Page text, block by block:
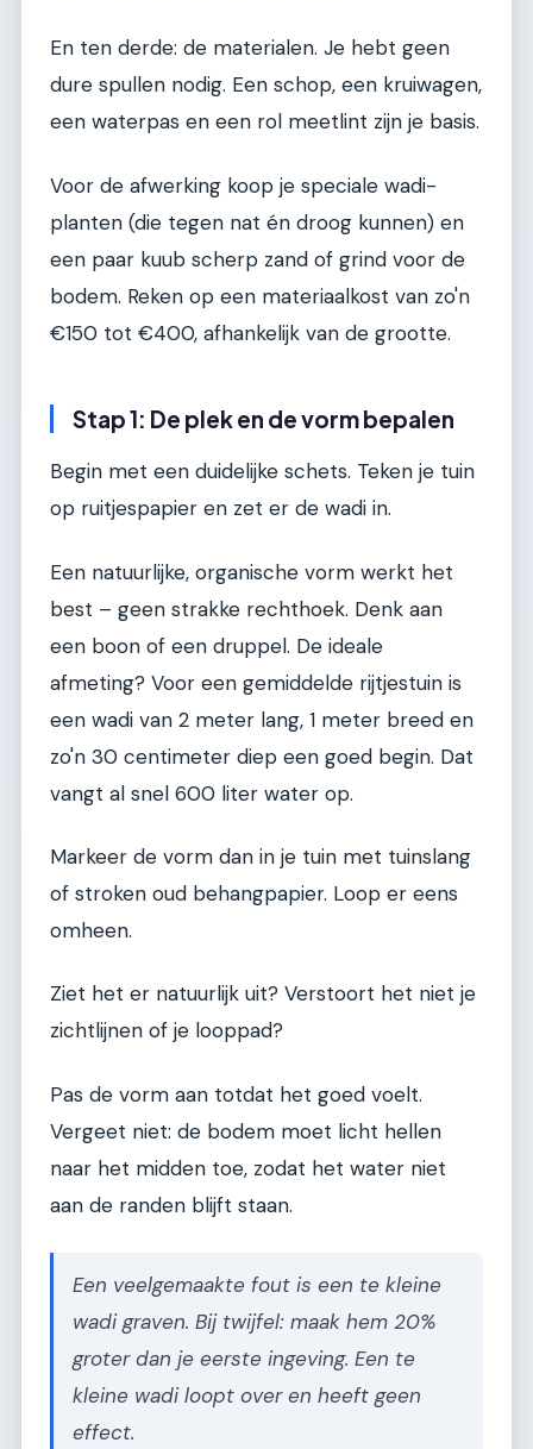
En ten derde: de materialen. Je hebt geen
dure spullen nodig. Een schop, een kruiwagen,
een waterpas en een rol meetlint zijn je basis.
Voor de afwerking koop je speciale wadi-
planten (die tegen nat én droog kunnen) en
een paar kuub scherp zand of grind voor de
bodem. Reken op een materiaalkost van zo'n
€150 tot €400, afhankelijk van de grootte.
Stap 1: De plek en de vorm bepalen
Begin met een duidelijke schets. Teken je tuin
op ruitjespapier en zet er de wadi in.
Een natuurlijke, organische vorm werkt het
best – geen strakke rechthoek. Denk aan
een boon of een druppel. De ideale
afmeting? Voor een gemiddelde rijtjestuin is
een wadi van 2 meter lang, 1 meter breed en
zo'n 30 centimeter diep een goed begin. Dat
vangt al snel 600 liter water op.
Markeer de vorm dan in je tuin met tuinslang
of stroken oud behangpapier. Loop er eens
omheen.
Ziet het er natuurlijk uit? Verstoort het niet je
zichtlijnen of je looppad?
Pas de vorm aan totdat het goed voelt.
Vergeet niet: de bodem moet licht hellen
naar het midden toe, zodat het water niet
aan de randen blijft staan.
Een veelgemaakte fout is een te kleine
wadi graven. Bij twijfel: maak hem 20%
groter dan je eerste ingeving. Een te
kleine wadi loopt over en heeft geen
effect.